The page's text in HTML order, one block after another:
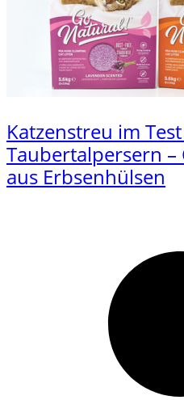
Katzenstreu im
Taubertalpersern –
aus Erbsenhülsen